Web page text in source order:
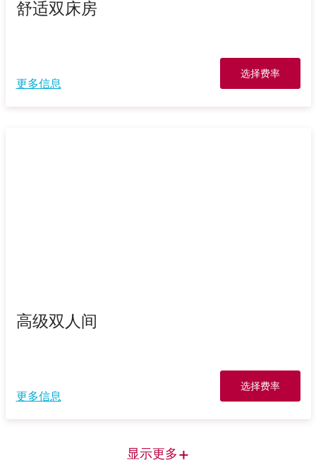
舒适双床房
更多信息
选择费率
高级双人间
更多信息
选择费率
显示更多+